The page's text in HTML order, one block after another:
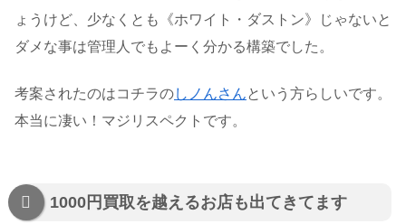
ょうけど、少なくとも《ホワイト・ダストン》じゃないと
ダメな事は管理人でもよーく分かる構築でした。
考案されたのはコチラのしノんさん という方らしいです。
本当に凄い！マジリスペクトです。
1000円買取を越えるお店も出てきてます